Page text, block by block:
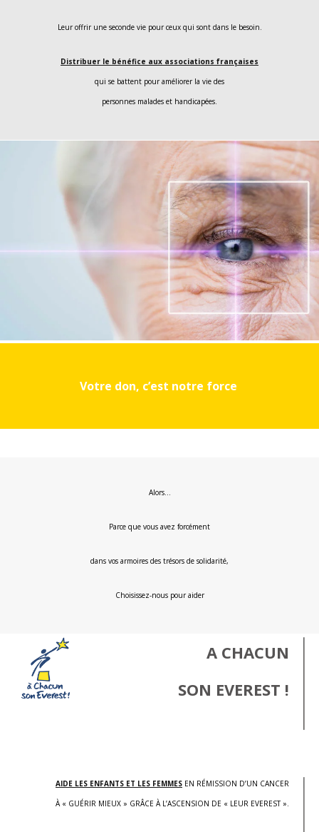
Leur offrir une seconde vie pour ceux qui sont dans le besoin.
Distribuer le bénéfice aux associations françaises
qui se battent pour améliorer la vie des
personnes malades et handicapées.
Votre don, c’est notre force
Alors…
Parce que vous avez forcément
dans vos armoires des trésors de solidarité,
Choisissez-nous pour aider
A CHACUN
SON EVEREST !
AIDE LES ENFANTS ET LES FEMMES EN RÉMISSION D’UN CANCER
À « GUÉRIR MIEUX » GRÂCE À L’ASCENSION DE « LEUR EVEREST ».